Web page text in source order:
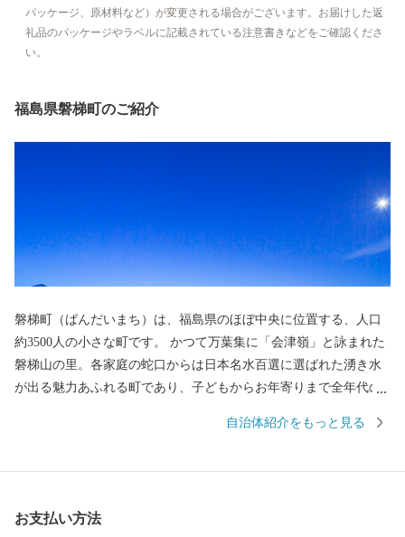
パッケージ、原材料など）が変更される場合がございます。お届けした返
礼品のパッケージやラベルに記載されている注意書きなどをご確認くださ
い。
福島県磐梯町のご紹介
磐梯町（ばんだいまち）は、福島県のほぼ中央に位置する、人口
約3500人の小さな町です。 かつて万葉集に「会津嶺」と詠まれた
磐梯山の里。各家庭の蛇口からは日本名水百選に選ばれた湧き水
が出る魅力あふれる町であり、子どもからお年寄りまで全年代の
皆様からのご寄付をもとに、先人の方々が築いてきた歴史・文化
支援プロジェクトを推進することで、安心して子育てができる環
自治体紹介をもっと見る
お支払い方法